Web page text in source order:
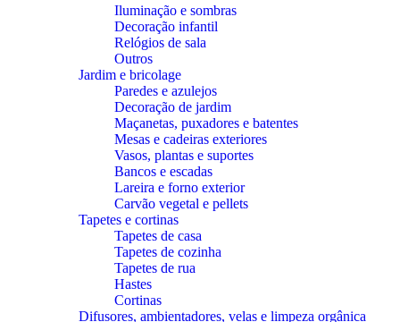
Iluminação e sombras
Decoração infantil
Relógios de sala
Outros
Jardim e bricolage
Paredes e azulejos
Decoração de jardim
Maçanetas, puxadores e batentes
Mesas e cadeiras exteriores
Vasos, plantas e suportes
Bancos e escadas
Lareira e forno exterior
Carvão vegetal e pellets
Tapetes e cortinas
Tapetes de casa
Tapetes de cozinha
Tapetes de rua
Hastes
Cortinas
Difusores, ambientadores, velas e limpeza orgânica